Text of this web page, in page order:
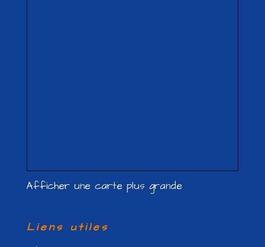
Afficher une carte plus grande
Liens utiles